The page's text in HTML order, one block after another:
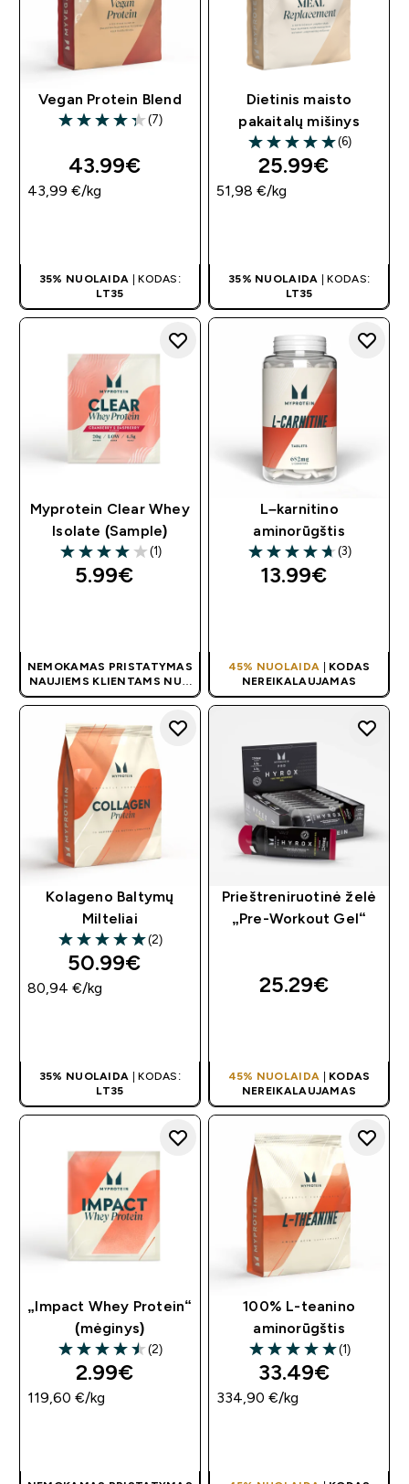
Vegan Protein Blend
4.29 out of 5 stars
(7)
43.99€‎
43,99 €‎/kg
35% NUOLAIDA | KODAS:
LT35
Dietinis maisto
pakaitalų mišinys
5 out of 5 stars
(6)
25.99€‎
51,98 €‎/kg
35% NUOLAIDA | KODAS:
LT35
Myprotein Clear Whey
Isolate (Sample)
4 out of 5 stars
(1)
5.99€‎
NEMOKAMAS PRISTATYMAS
NAUJIEMS KLIENTAMS NUO
40 €| AKCIJA TAIKOMA
AUTOMATIŠKAI
L–karnitino
aminorūgštis
4.67 out of 5 stars
(3)
13.99€‎
45% NUOLAIDA | KODAS
NEREIKALAUJAMAS
Kolageno Baltymų
Milteliai
5 out of 5 stars
(2)
50.99€‎
80,94 €‎/kg
35% NUOLAIDA | KODAS:
LT35
Prieštreniruotinė želė
„Pre-Workout Gel“
25.29€‎
45% NUOLAIDA
KODAS
NEREIKALAUJAMAS
„Impact Whey Protein“
(mėginys)
4.5 out of 5 stars
(2)
2.99€‎
119,60 €‎/kg
100% L-teanino
aminorūgštis
5 out of 5 stars
(1)
33.49€‎
334,90 €‎/kg